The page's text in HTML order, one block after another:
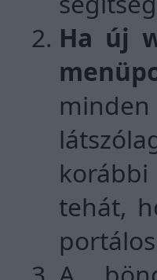
Ha új
tehát,